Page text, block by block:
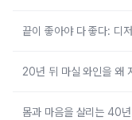
끝이 좋아야 다 좋다: 디
20년 뒤 마실 와인을 왜
몸과 마음을 살리는 40